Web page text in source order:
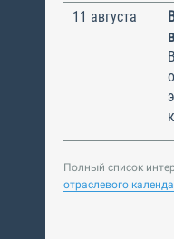
11 августа
Полный список
отраслевого